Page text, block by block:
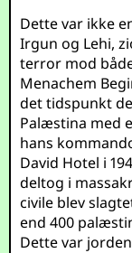
Dette var ikke
Irgun og Lehi,
terror mod
Menachem
det tidspunkt
Palæstina med
hans
David Hotel i
deltog i
civile blev
end 400
Dette var